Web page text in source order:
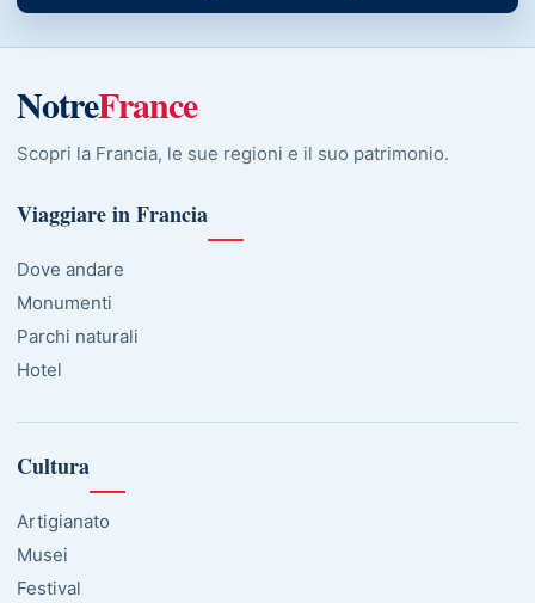
NotreFrance
Scopri la Francia, le sue regioni e il suo patrimonio.
Viaggiare in Francia
Dove andare
Monumenti
Parchi naturali
Hotel
Cultura
Artigianato
Musei
Festival